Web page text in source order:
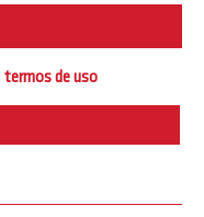
termos de uso